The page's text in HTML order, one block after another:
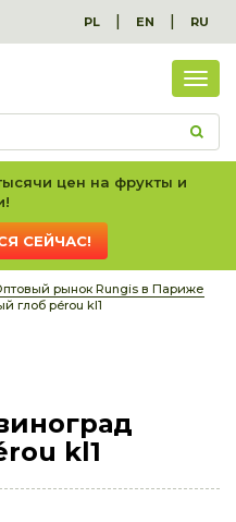
PL | EN | RU
вес
цен на фрукты и
СЕЙЧАС!
рынок Rungis в Париже
глоб pérou kl1
kl1